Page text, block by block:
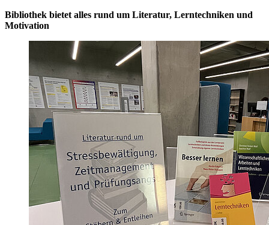
Bibliothek bietet alles rund um Literatur, Lerntechniken und
Motivation